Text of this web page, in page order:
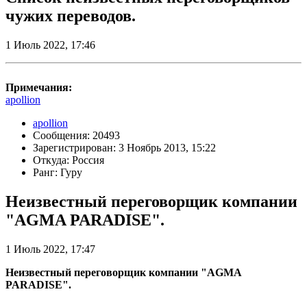
чужих переводов.
1 Июль 2022, 17:46
Примечания:
apollion
apollion
Сообщения: 20493
Зарегистрирован: 3 Ноябрь 2013, 15:22
Откуда: Россия
Ранг: Гуру
Неизвестный переговорщик компании
"AGMA PARADISE".
1 Июль 2022, 17:47
Неизвестный переговорщик компании "AGMA
PARADISE".